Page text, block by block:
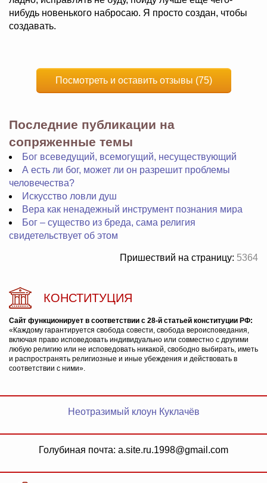
нибудь новенького набросаю. Я просто создан, чтобы
создавать.
Посмотреть и оставить отзывы (75)
Последние публикации на
сопряженные темы
Бог всеведущий, всемогущий, несуществующий
А есть ли бог, может ли он разрешит проблемы
человечества?
Искусство ловли душ
Вера как ненадежный инструмент познания мира
Бог – существо из бреда, сама религия
свидетельствует об этом
Пришествий на страницу: 5364
КОНСТИТУЦИЯ
Сайт функционирует в соответствии с 28-й статьей конституции РФ:
«Каждому гарантируется свобода совести, свобода вероисповедания,
включая право исповедовать индивидуально или совместно с другими
любую религию или не исповедовать никакой, свободно выбирать, иметь
и распространять религиозные и иные убеждения и действовать в
соответствии с ними».
Неотразимый клоун Куклачёв
Голубиная почта: a.site.ru.1998@gmail.com